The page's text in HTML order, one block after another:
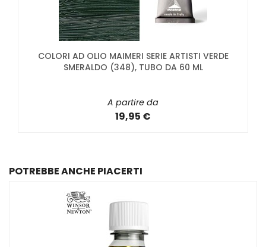
COLORI AD OLIO MAIMERI SERIE ARTISTI VERDE
SMERALDO (348), TUBO DA 60 ML
A partire da
19,95 €
POTREBBE ANCHE PIACERTI